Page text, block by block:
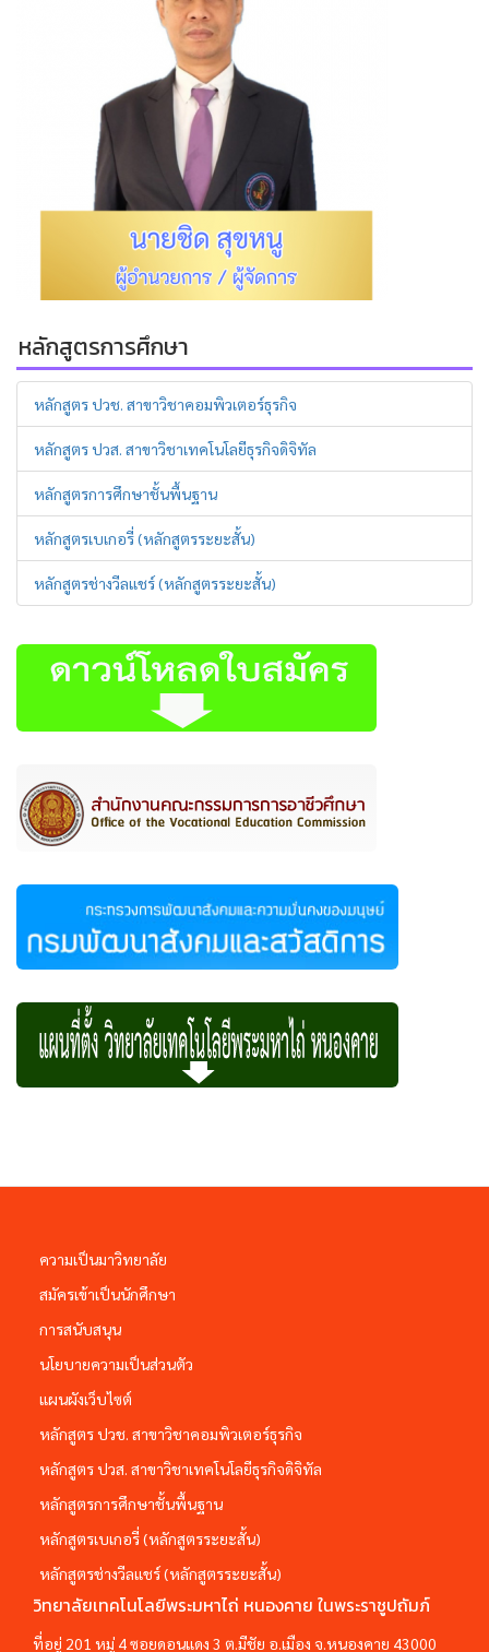
หลักสูตรการศึกษา
หลักสูตร ปวช. สาขาวิชาคอมพิวเตอร์ธุรกิจ
หลักสูตร ปวส. สาขาวิชาเทคโนโลยีธุรกิจดิจิทัล
หลักสูตรการศึกษาชั้นพื้นฐาน
หลักสูตรเบเกอรี่ (หลักสูตรระยะสั้น)
หลักสูตรช่างวีลแชร์ (หลักสูตรระยะสั้น)
ความเป็นมาวิทยาลัย
สมัครเข้าเป็นนักศึกษา
การสนับสนุน
นโยบายความเป็นส่วนตัว
แผนผังเว็บไซต์
หลักสูตร ปวช. สาขาวิชาคอมพิวเตอร์ธุรกิจ
หลักสูตร ปวส. สาขาวิชาเทคโนโลยีธุรกิจดิจิทัล
หลักสูตรการศึกษาชั้นพื้นฐาน
หลักสูตรเบเกอรี่ (หลักสูตรระยะสั้น)
หลักสูตรช่างวีลแชร์ (หลักสูตรระยะสั้น)
วิทยาลัยเทคโนโลยีพระมหาไถ่ หนองคาย ในพระราชูปถัมภ์
ที่อยู่ 201 หมู่ 4 ซอยดอนแดง 3 ต.มีชัย อ.เมือง จ.หนองคาย 43000